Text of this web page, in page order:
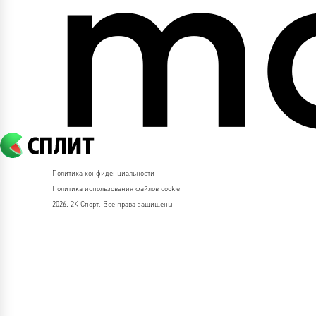
Политика конфиденциальности
Политика использования файлов cookie
2026, 2К Спорт. Все права защищены